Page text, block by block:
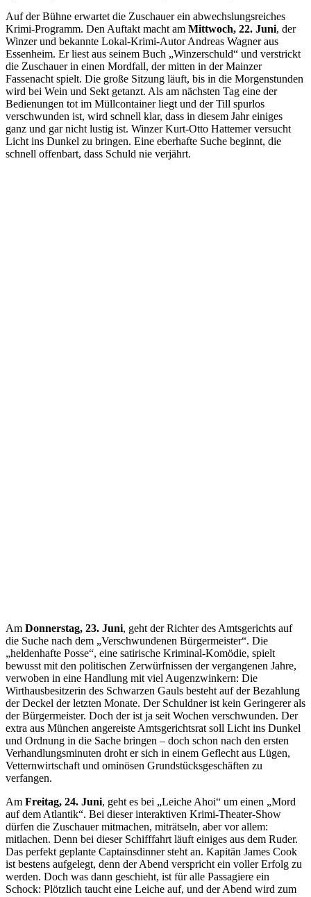
Auf der Bühne erwartet die Zuschauer ein abwechslungsreiches
Krimi-Programm. Den Auftakt macht am Mittwoch, 22. Juni, der
Winzer und bekannte Lokal-Krimi-Autor Andreas Wagner aus
Essenheim. Er liest aus seinem Buch „Winzerschuld“ und verstrickt
die Zuschauer in einen Mordfall, der mitten in der Mainzer
Fassenacht spielt. Die große Sitzung läuft, bis in die Morgenstunden
wird bei Wein und Sekt getanzt. Als am nächsten Tag eine der
Bedienungen tot im Müllcontainer liegt und der Till spurlos
verschwunden ist, wird schnell klar, dass in diesem Jahr einiges
ganz und gar nicht lustig ist. Winzer Kurt-Otto Hattemer versucht
Licht ins Dunkel zu bringen. Eine eberhafte Suche beginnt, die
schnell offenbart, dass Schuld nie verjährt.
Am Donnerstag, 23. Juni, geht der Richter des Amtsgerichts auf
die Suche nach dem „Verschwundenen Bürgermeister“. Die
„heldenhafte Posse“, eine satirische Kriminal-Komödie, spielt
bewusst mit den politischen Zerwürfnissen der vergangenen Jahre,
verwoben in eine Handlung mit viel Augenzwinkern: Die
Wirthausbesitzerin des Schwarzen Gauls besteht auf der Bezahlung
der Deckel der letzten Monate. Der Schuldner ist kein Geringerer als
der Bürgermeister. Doch der ist ja seit Wochen verschwunden. Der
extra aus München angereiste Amtsgerichtsrat soll Licht ins Dunkel
und Ordnung in die Sache bringen – doch schon nach den ersten
Verhandlungsminuten droht er sich in einem Geflecht aus Lügen,
Vetternwirtschaft und ominösen Grundstücksgeschäften zu
verfangen.
Am Freitag, 24. Juni, geht es bei „Leiche Ahoi“ um einen „Mord
auf dem Atlantik“. Bei dieser interaktiven Krimi-Theater-Show
dürfen die Zuschauer mitmachen, miträtseln, aber vor allem:
mitlachen. Denn bei dieser Schifffahrt läuft einiges aus dem Ruder.
Das perfekt geplante Captainsdinner steht an. Kapitän James Cook
ist bestens aufgelegt, denn der Abend verspricht ein voller Erfolg zu
werden. Doch was dann geschieht, ist für alle Passagiere ein
Schock: Plötzlich taucht eine Leiche auf, und der Abend wird zum